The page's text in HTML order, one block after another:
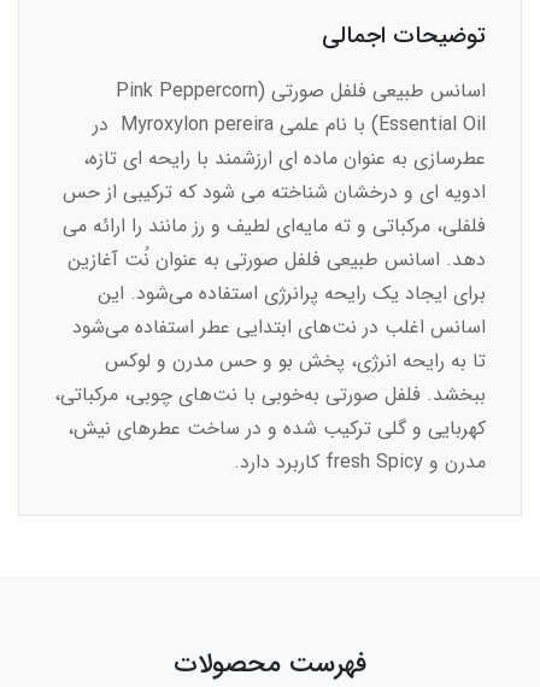
توضیحات اجمالی
اسانس طبیعی فلفل صورتی (Pink Peppercorn
Essential Oil) با نام علمی Myroxylon pereira در
عطرسازی به‌ عنوان ماده‌ ای ارزشمند با رایحه‌ ای تازه،
ادویه ‌ای و درخشان شناخته می‌ شود که ترکیبی از حس
فلفلی، مرکباتی و ته‌ مایه‌ای لطیف و رز‌ مانند را ارائه می‌
دهد. اسانس طبیعی فلفل صورتی به عنوان نُت آغازین
برای ایجاد یک رایحه پرانرژی استفاده می‌شود. این
اسانس اغلب در نت‌های ابتدایی عطر استفاده می‌شود
تا به رایحه انرژی، پخش بو و حس مدرن و لوکس
ببخشد. فلفل صورتی به‌خوبی با نت‌های چوبی، مرکباتی،
کهربایی و گلی ترکیب شده و در ساخت عطرهای نیش،
مدرن و fresh Spicy کاربرد دارد.
فهرست محصولات